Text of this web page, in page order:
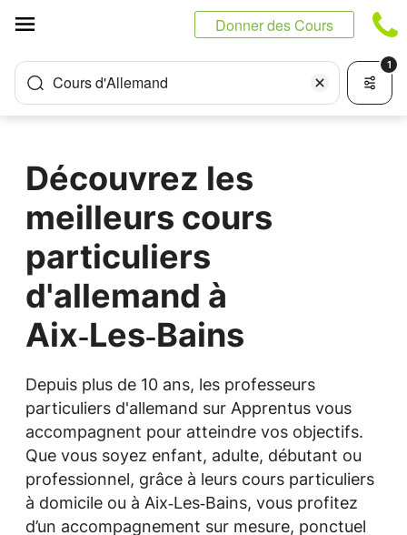
Donner des Cours
Cours d'Allemand
1
Découvrez les
meilleurs cours
particuliers
d'allemand à
Aix‑Les‑Bains
Depuis plus de 10 ans, les professeurs
particuliers d'allemand sur Apprentus vous
accompagnent pour atteindre vos objectifs.
Que vous soyez enfant, adulte, débutant ou
professionnel, grâce à leurs cours particuliers
à domicile ou à Aix‑Les‑Bains, vous profitez
d’un accompagnement sur mesure, ponctuel